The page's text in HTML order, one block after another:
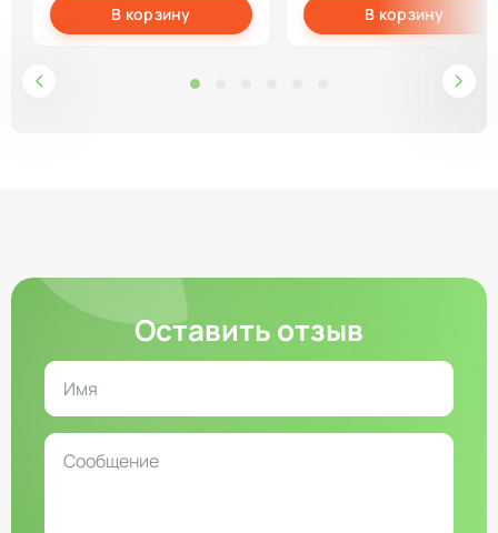
В корзину В корзину
Оставить отзыв